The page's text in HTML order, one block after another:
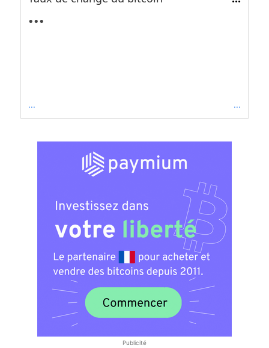
...
... ...
Publicité